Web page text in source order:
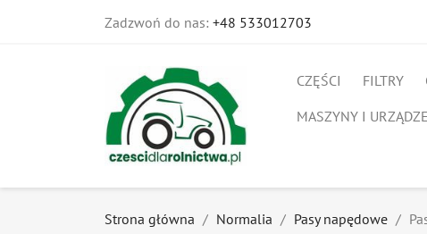
Zadzwoń do nas: +48 533012703
CZĘŚCI FILTRY
MASZYNY I
Strona główna Normalia Pasy napędowe